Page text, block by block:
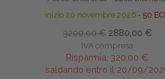
inizio 20 novembre 2026 ∙ 50
3200,00 € 2880,00 €
IVA compresa
Risparmia: 320,00 €
saldando entro il 20/09/